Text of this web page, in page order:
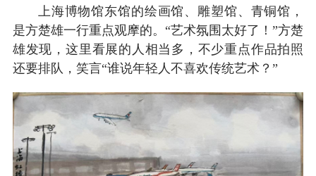
上海博物馆东馆的绘画馆、雕塑馆、青铜馆，
是方楚雄一行重点观摩的。“艺术氛围太好了！”方楚
雄发现，这里看展的人相当多，不少重点作品拍照
还要排队，笑言“谁说年轻人不喜欢传统艺术？”